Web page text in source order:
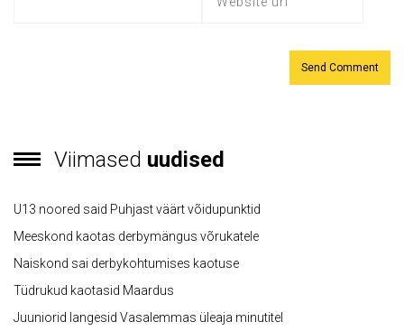
Viimased uudised
U13 noored said Puhjast väärt võidupunktid
Meeskond kaotas derbymängus võrukatele
Naiskond sai derbykohtumises kaotuse
Tüdrukud kaotasid Maardus
Juuniorid langesid Vasalemmas üleaja minutitel